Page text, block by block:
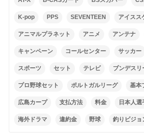
K-pop PPS SEVENTEEN アイスス
アニマルプラネット アニメ アンテナ
キャンペーン コールセンター サッカー
スポーツ セット テレビ ブンデスリ
プロ野球セット ポルトガルリーグ 基本
広島カープ 支払方法 料金 日本人選
海外ドラマ 違約金 野球 釣りビジョ